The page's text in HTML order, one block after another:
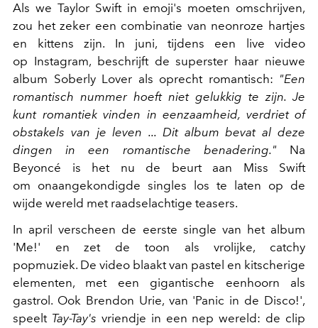
Als we Taylor Swift in emoji's moeten omschrijven,
zou het zeker een combinatie van neonroze hartjes
en kittens zijn. In juni, tijdens een live video
op Instagram, beschrijft de superster haar nieuwe
album Soberly Lover als oprecht romantisch: "Een
romantisch nummer hoeft niet gelukkig te zijn. Je
kunt romantiek vinden in eenzaamheid, verdriet of
obstakels van je leven ... Dit album bevat al deze
dingen in een romantische benadering." Na
Beyoncé is het nu de beurt aan Miss Swift
om onaangekondigde singles los te laten op de
wijde wereld met raadselachtige teasers.
In april verscheen de eerste single van het album
'Me!' en zet de toon als vrolijke, catchy
popmuziek. De video blaakt van pastel en kitscherige
elementen, met een gigantische eenhoorn als
gastrol. Ook Brendon Urie, van 'Panic in de Disco!',
speelt Tay-Tay's vriendje in een nep wereld: de clip